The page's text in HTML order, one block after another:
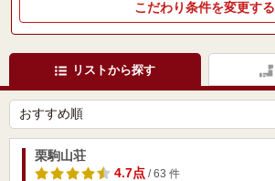
こだわり条件を変更する
リストから探す
栗駒山荘
4.7点/ 63 件